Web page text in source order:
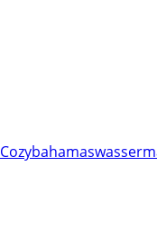
Cozybahamas